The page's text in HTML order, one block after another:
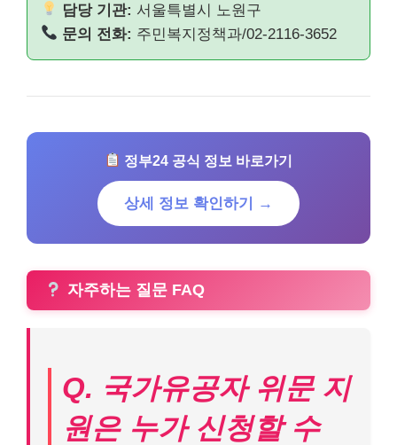
담당 기관: 서울특별시 노원구
문의 전화: 주민복지정책과/02-2116-3652
정부24 공식 정보 바로가기
상세 정보 확인하기 →
자주하는 질문 FAQ
Q. 국가유공자 위문 지
원은 누가 신청할 수